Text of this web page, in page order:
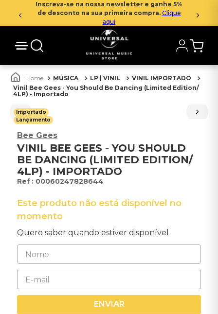
Inscreva-se na nossa newsletter e ganhe 5%
de desconto na sua primeira compra. Clique
aqui
MÚSICA LP | VINIL
VINIL IMPORTADO
Vinil Bee Gees - You Should Be Dancing (Limited Edition/
4LP) - Importado
Importado
Lançamento
Bee Gees
VINIL BEE GEES - YOU SHOULD
BE DANCING (LIMITED EDITION/
4LP) - IMPORTADO
: 00060247828644
Este produto não está disponível no
momento
Quero saber quando estiver disponível
ENVIAR